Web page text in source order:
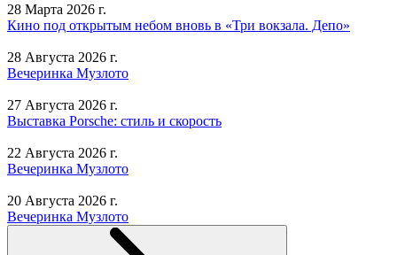
28 Марта 2026 г.
Кино под открытым небом вновь в «Три вокзала. Депо»
28 Августа 2026 г.
Вечеринка Музлото
27 Августа 2026 г.
Выставка Porsche: стиль и скорость
22 Августа 2026 г.
Вечеринка Музлото
20 Августа 2026 г.
Вечеринка Музлото